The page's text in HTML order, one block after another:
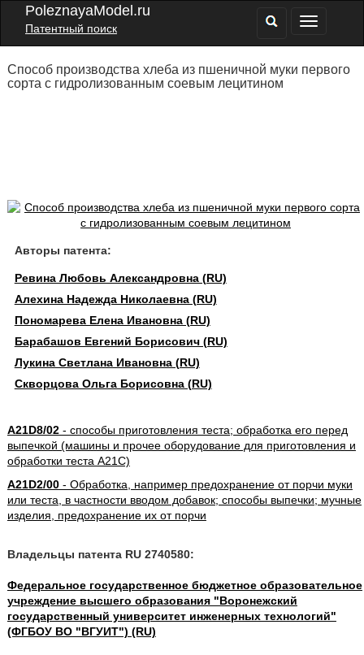
PoleznayaModel.ru
Патентный поиск
Способ производства хлеба из пшеничной муки первого
сорта с гидролизованным соевым лецитином
Авторы патента:
Ревина Любовь Александровна (RU)
Алехина Надежда Николаевна (RU)
Пономарева Елена Ивановна (RU)
Барабашов Евгений Борисович (RU)
Лукина Светлана Ивановна (RU)
Скворцова Ольга Борисовна (RU)
A21D8/02- способы приготовления теста; обработка его перед
выпечкой (машины и прочее оборудование для приготовления и
обработки теста A21C)
A21D2/00- Обработка, например предохранение от порчи муки
или теста, в частности вводом добавок; способы выпечки; мучные
изделия, предохранение их от порчи
Владельцы патента RU 2740580:
Федеральное государственное бюджетное образовательное
учреждение высшего образования "Воронежский
государственный университет инженерных технологий"
(ФГБОУ ВО "ВГУИТ") (RU)